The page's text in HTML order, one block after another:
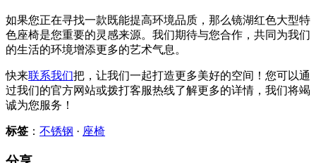
如果您正在寻找一款既能提高环境品质，那么镜湖红色大型特
色座椅是您重要的灵感来源。我们期待与您合作，共同为我们
的生活的环境增添更多的艺术气息。
快来联系我们把，让我们一起打造更多美好的空间！您可以通
过我们的官方网站或拨打客服热线了解更多的详情，我们将竭
诚为您服务！
标签 ： 不锈钢 · 座椅